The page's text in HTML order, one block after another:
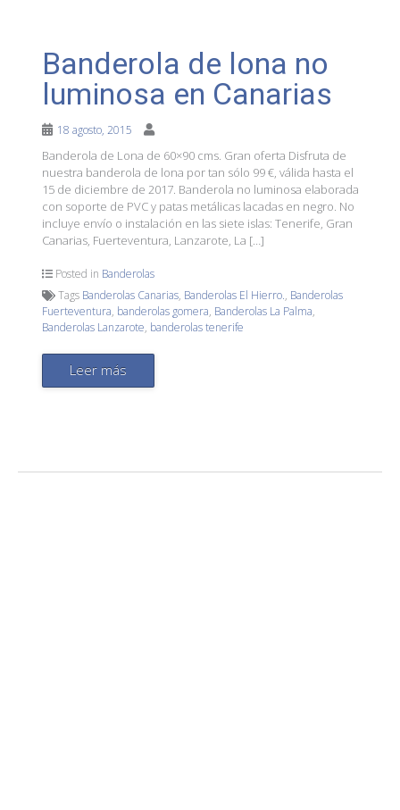
Banderola de lona no
luminosa en Canarias
18 agosto, 2015
Banderola de Lona de 60×90 cms. Gran oferta Disfruta de
nuestra banderola de lona por tan sólo 99 €, válida hasta el
15 de diciembre de 2017. Banderola no luminosa elaborada
con soporte de PVC y patas metálicas lacadas en negro. No
incluye envío o instalación en las siete islas: Tenerife, Gran
Canarias, Fuerteventura, Lanzarote, La […]
Posted in Banderolas
Tags Banderolas Canarias, Banderolas El Hierro., Banderolas
Fuerteventura, banderolas gomera, Banderolas La Palma,
Banderolas Lanzarote, banderolas tenerife
Leer más